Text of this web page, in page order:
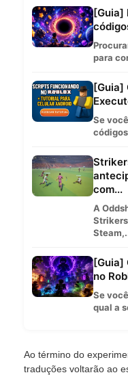
[Guia]
para
[Guia]
Se
com...
A
[Guia]
no
Se
qual a
Ao término do
traduções voltarão ao